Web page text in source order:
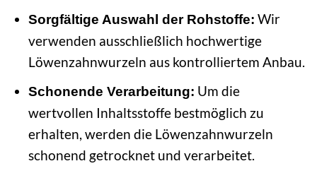
Sorgfältige Auswahl der Rohstoffe: Wir
verwenden ausschließlich hochwertige
Löwenzahnwurzeln aus kontrolliertem Anbau.
Schonende Verarbeitung: Um die
wertvollen Inhaltsstoffe bestmöglich zu
erhalten, werden die Löwenzahnwurzeln
schonend getrocknet und verarbeitet.